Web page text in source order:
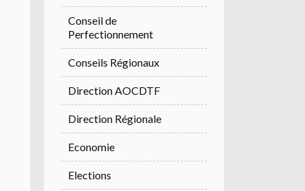
Conseil de
Perfectionnement
Conseils Régionaux
Direction AOCDTF
Direction Régionale
Economie
Elections